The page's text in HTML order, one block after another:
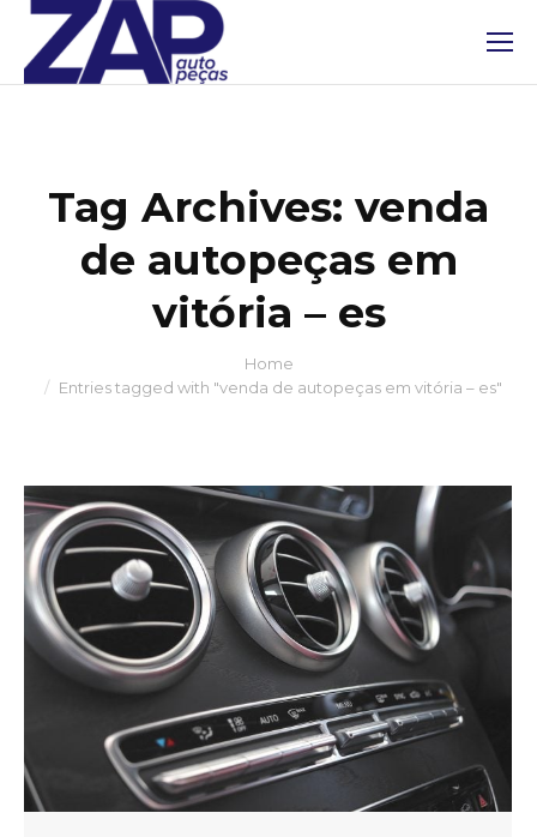
Tag Archives: venda
de autopeças em
vitória – es
Home
Entries tagged with "venda de autopeças em vitória – es"